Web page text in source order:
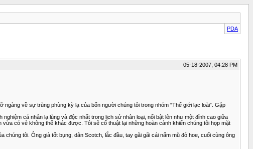
PDA
05-18-2007, 04:28 PM
về sự trùng phùng kỳ lạ của bốn người chúng tôi trong nhóm “Thế giới lạc loài”. Gặp
cá nhân lạ lùng và độc nhất trong lịch sử nhân loại, nổi bật lên như một đỉnh cao giữa
có vẻ không thể khác được. Tôi sẽ cố thuật lại những hoàn cảnh khiến chúng tôi họp mặt
tôi. Ông già tốt bụng, dân Scotch, lắc đầu, tay gãi gãi cái nấm mũ đỏ hoe, cuối cùng ông